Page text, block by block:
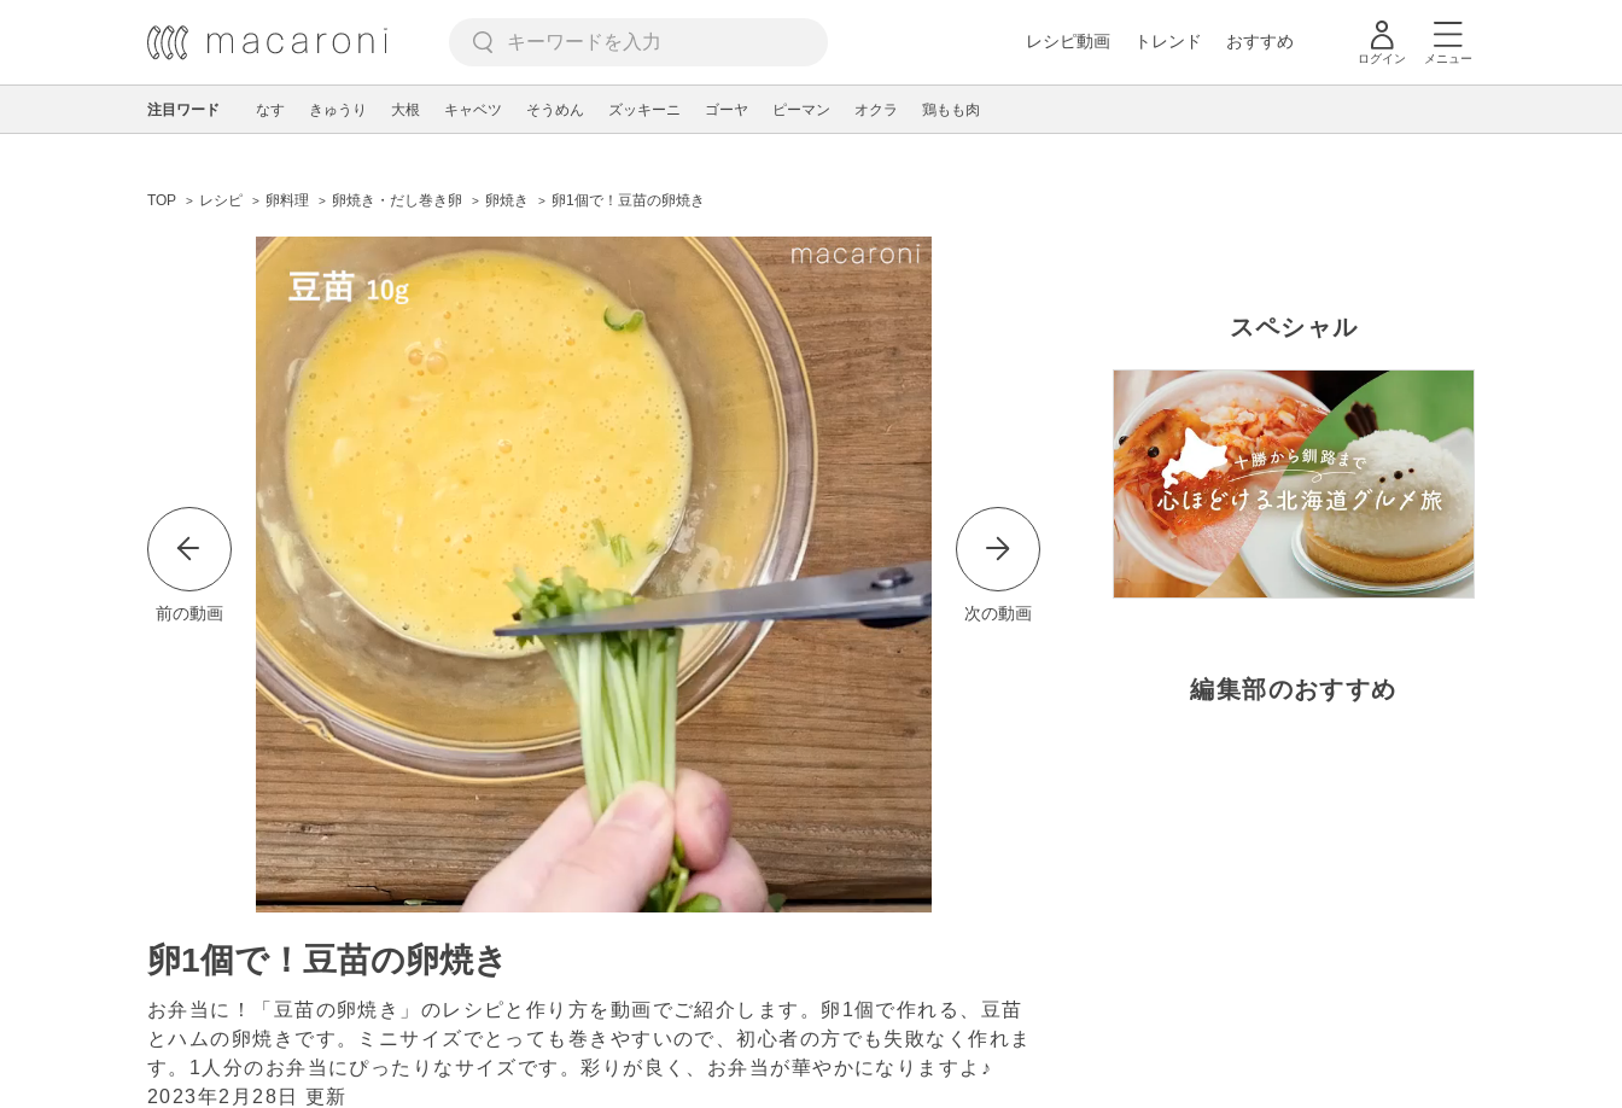
レシピ動画 トレンド おすすめ
ログイン メニュー
注目ワード なす きゅうり 大根 キャベツ そうめん ズッキーニ ゴーヤ ピーマン オクラ 鶏もも肉
TOP レシピ 卵料理 卵焼き・だし巻き卵 卵焼き 卵1個で！豆苗の卵焼き
前の動画 次の動画
卵1個で！豆苗の卵焼き
お弁当に！「豆苗の卵焼き」のレシピと作り方を動画でご紹介します。卵1個で作れる、豆苗
とハムの卵焼きです。ミニサイズでとっても巻きやすいので、初心者の方でも失敗なく作れま
す。1人分のお弁当にぴったりなサイズです。彩りが良く、お弁当が華やかになりますよ♪
2023年2月28日 更新
スペシャル
編集部のおすすめ